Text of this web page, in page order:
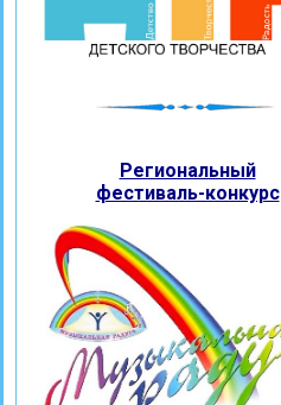
Региональный
фестиваль-конкурс